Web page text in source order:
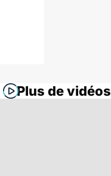
Plus de vidéos